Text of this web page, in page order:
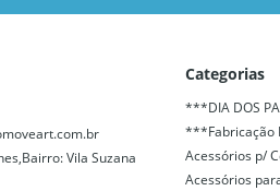
Vila Suzana
Categorias
***DIA DOS
***Fabricação
Acessórios p/
Acessórios